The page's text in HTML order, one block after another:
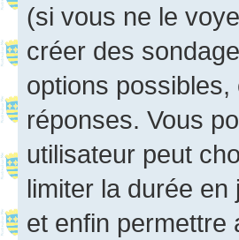
(si vous ne le
créer des
options
réponses. Vous
utilisateur peut
limiter la durée en
et enfin permettre